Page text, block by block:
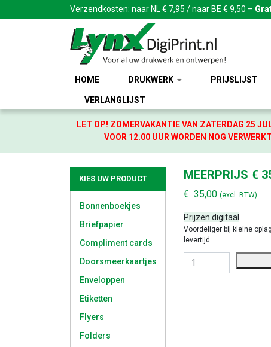
Verzendkosten: naar NL € 7,95 / naar BE € 9,50 –
HOME DRUKWERK PRIJSLIJST
VERLANGLIJST
LET OP! ZOMERVAKANTIE VAN ZATERDAG 25
VOOR 12.00 UUR WORDEN NOG
KIES UW PRODUCT
Bonnenboekjes
Briefpapier
Compliment cards
Doorsmeerkaartjes
Enveloppen
Etiketten
Flyers
Folders
MEERPRIJS €
€ 35,00 (excl. BTW)
Prijzen digitaal
Voordeliger bij kleine
levertijd.
MEERPRIJS € 35,00